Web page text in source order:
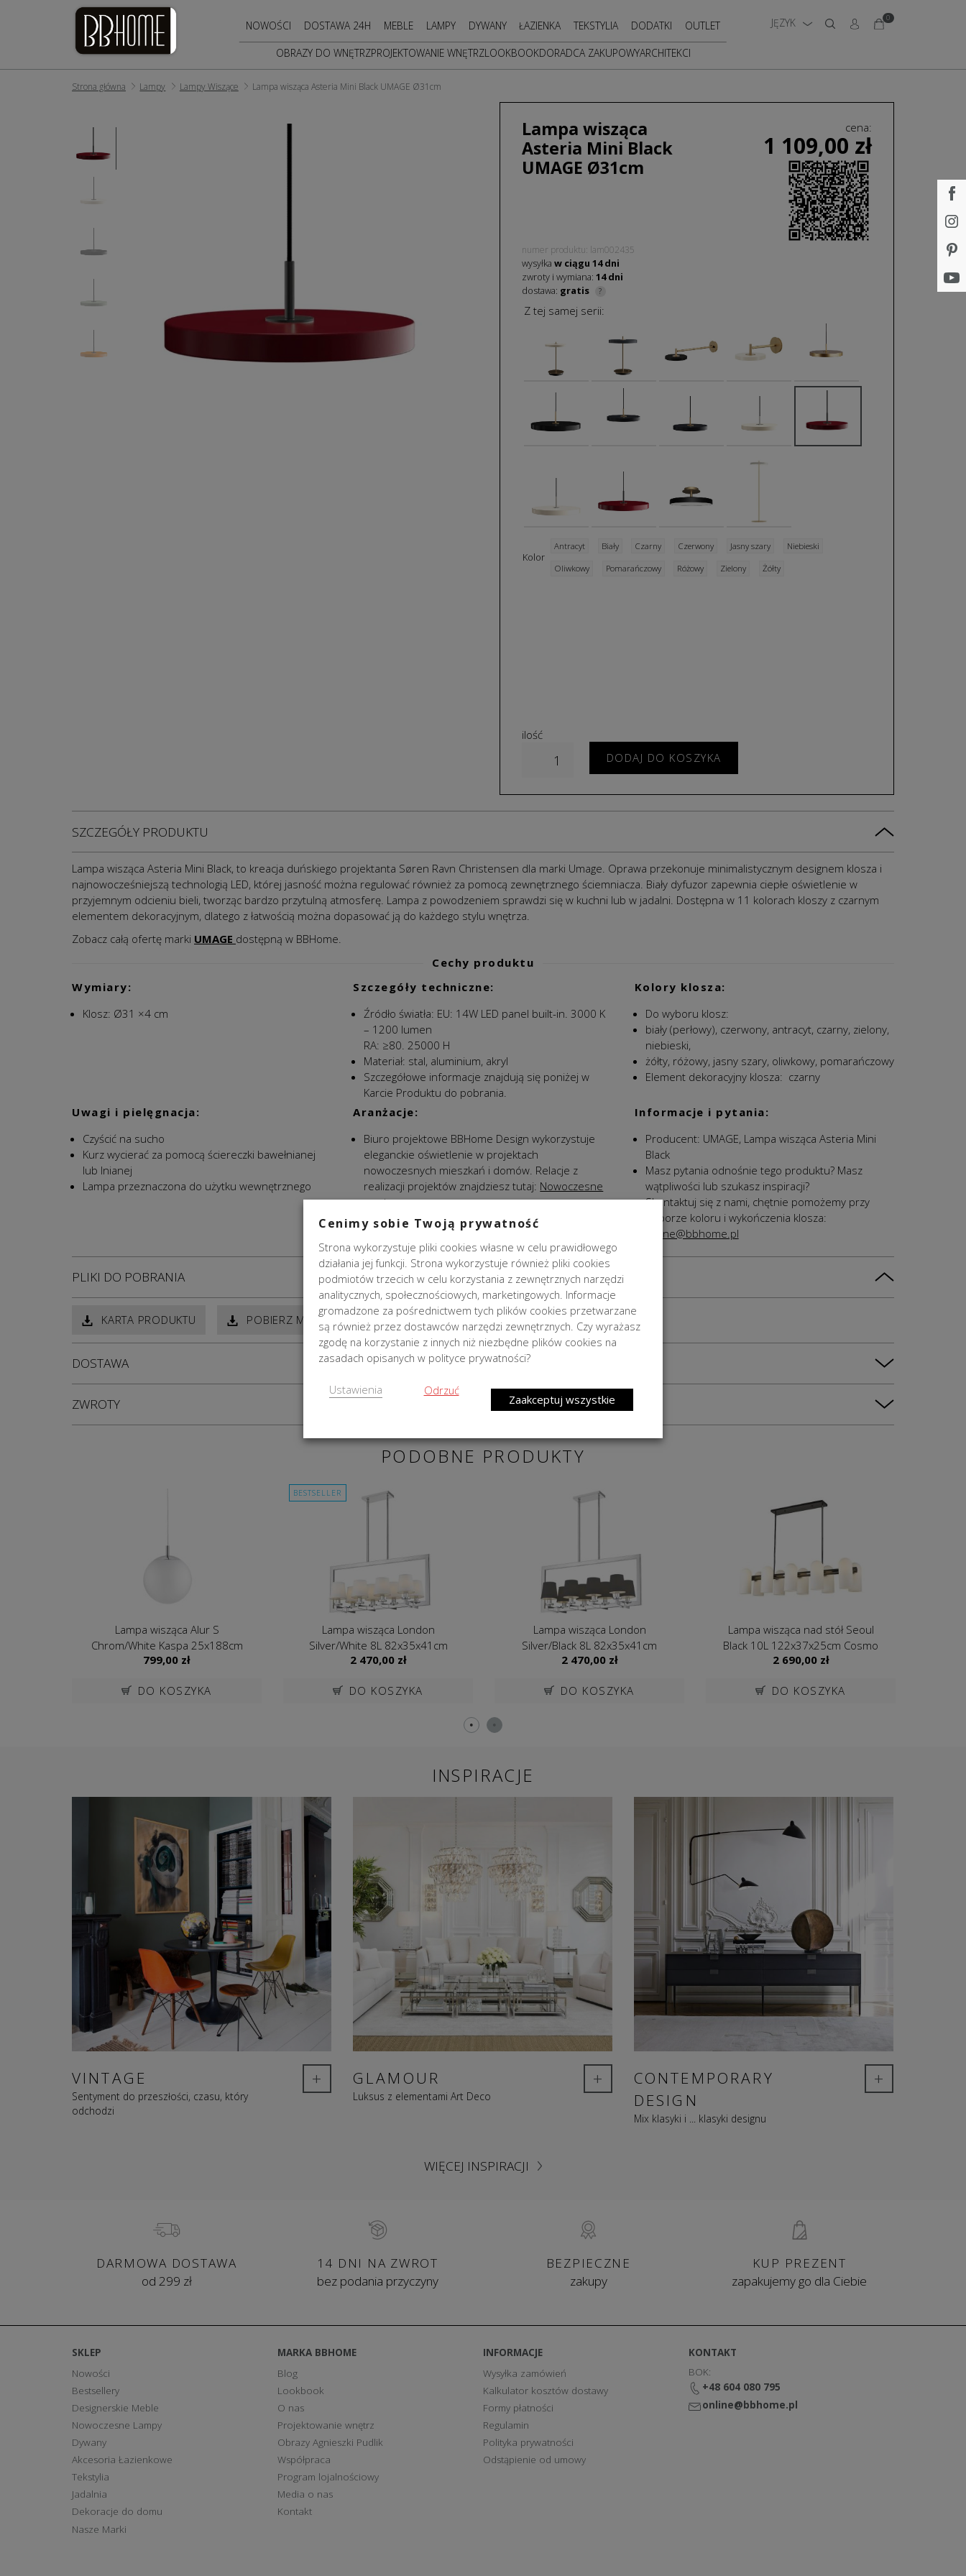
JĘZYK 0
NOWOŚCI DOSTAWA 24H MEBLE LAMPY DYWANY ŁAZIENKA TEKSTYLIA DODATKI OUTLET
OBRAZY DO WNĘTRZPROJEKTOWANIE WNĘTRZLOOKBOOKDORADCA ZAKUPOWYARCHITEKCI
Strona główna Lampy Lampy Wiszące Lampa wisząca Asteria Mini Black UMAGE Ø31cm
Lampa wisząca
Asteria Mini Black
UMAGE Ø31cm
cena:
1 109,00 zł
numer produktu: lam002435
wysyłka w ciągu 14dni
zwroty i wymiana: 14 dni
dostawa: gratis ?
Z tej samej serii:
Kolor
Antracyt Biały Czarny Czerwony Jasny szary Niebieski
Oliwkowy Pomarańczowy Różowy Zielony Żółty
ilość
DODAJ DO KOSZYKA
SZCZEGÓŁY PRODUKTU
Lampa wisząca Asteria Mini Black, to kreacja duńskiego projektanta Søren Ravn Christensen dla marki Umage. Oprawa przekonuje minimalistycznym designem klosza i
najnowocześniejszą technologią LED, której jasność można regulować również za pomocą zewnętrznego ściemniacza. Biały dyfuzor zapewnia ciepłe oświetlenie w
przyjemnym odcieniu bieli, tworząc bardzo przytulną atmosferę. Lampa z powodzeniem sprawdzi się w kuchni lub w jadalni. Dostępna w 11 kolorach kloszy z czarnym
elementem dekoracyjnym, dlatego z łatwością można dopasować ją do każdego stylu wnętrza.
Zobacz całą ofertę marki UMAGE dostępną w BBHome.
Cechy produktu
Wymiary:
Klosz: Ø31 ×4 cm
Szczegóły techniczne:
Źródło światła: EU: 14W LED panel built-in. 3000 K
– 1200 lumen
RA: ≥80. 25000 H
Materiał: stal, aluminium, akryl
Szczegółowe informacje znajdują się poniżej w
Karcie Produktu do pobrania.
Kolory klosza:
Do wyboru klosz:
biały (perłowy), czerwony, antracyt, czarny, zielony,
niebieski,
żółty, różowy, jasny szary, oliwkowy, pomarańczowy
Element dekoracyjny klosza: czarny
Uwagi i pielęgnacja:
Czyścić na sucho
Kurz wycierać za pomocą ściereczki bawełnianej
lub lnianej
Lampa przeznaczona do użytku wewnętrznego
Aranżacje:
Biuro projektowe BBHome Design wykorzystuje
eleganckie oświetlenie w projektach
nowoczesnych mieszkań i domów. Relacje z
realizacji projektów znajdziesz tutaj: Nowoczesne
wnętrza.
Informacje i pytania:
Producent: UMAGE, Lampa wisząca Asteria Mini
Black
Masz pytania odnośnie tego produktu? Masz
wątpliwości lub szukasz inspiracji?
Skontaktuj się z nami, chętnie pomożemy przy
wyborze koloru i wykończenia klosza:
online@bbhome.pl
PLIKI DO POBRANIA
KARTA PRODUKTU POBIERZ MODEL 3D KOLORY KLOSZY
DOSTAWA
ZWROTY
PODOBNE PRODUKTY
Lampa wisząca Alur S
Chrom/White Kaspa 25x188cm
799,00 zł
DO KOSZYKA
BESTSELLER
Lampa wisząca London
Silver/White 8L 82x35x41cm
Cosmo Light
2 470,00 zł
DO KOSZYKA
Lampa wisząca London
Silver/Black 8L 82x35x41cm
Cosmo Light
2 470,00 zł
DO KOSZYKA
Lampa wisząca nad stół Seoul
Black 10L 122x37x25cm Cosmo
Light
2 690,00 zł
DO KOSZYKA
INSPIRACJE
VINTAGE
Sentyment do przeszłości, czasu, który
odchodzi
+ GLAMOUR
Luksus z elementami Art Deco
+
CONTEMPORARY
DESIGN
Mix klasyki i ... klasyki designu
+
WIĘCEJ INSPIRACJI
DARMOWA DOSTAWA
od 299 zł
14 DNI NA ZWROT
bez podania przyczyny
BEZPIECZNE
zakupy
KUP PREZENT
zapakujemy go dla Ciebie
SKLEP
Nowości
Bestsellery
Designerskie Meble
Nowoczesne Lampy
Dywany
Akcesoria Łazienkowe
Tekstylia
Jadalnia
Dekoracje do domu
Nasze Marki
MARKA BBHOME
Blog
Lookbook
O nas
Projektowanie wnętrz
Obrazy Agnieszki Pudlik
Współpraca
Program lojalnościowy
Media o nas
Kontakt
INFORMACJE
Wysyłka zamówień
Kalkulator kosztów dostawy
Formy płatności
Regulamin
Polityka prywatności
Odstąpienie od umowy
KONTAKT
BOK:
+48 604 080 795
online@bbhome.pl
Cenimy sobie Twoją prywatność
Strona wykorzystuje pliki cookies własne w celu prawidłowego
działania jej funkcji. Strona wykorzystuje również pliki cookies
podmiotów trzecich w celu korzystania z zewnętrznych narzędzi
analitycznych, społecznościowych, marketingowych. Informacje
gromadzone za pośrednictwem tych plików cookies przetwarzane
są również przez dostawców narzędzi zewnętrznych. Czy wyrażasz
zgodę na korzystanie z innych niż niezbędne plików cookies na
zasadach opisanych w polityce prywatności?
Ustawienia Odrzuć
Zaakceptuj wszystkie